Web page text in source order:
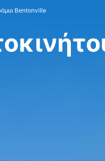
Bentonville